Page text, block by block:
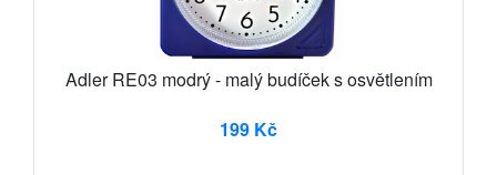
Adler RE03 modrý - malý budíček s osvětlením
199 Kč